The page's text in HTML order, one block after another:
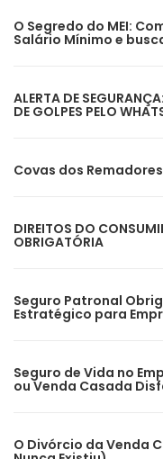
O Segredo do MEI:
Salário Mínimo e
ALERTA DE
DE GOLPES PELO
Covas dos
DIREITOS DO
OBRIGATÓRIA
Seguro Patronal
Estratégico para
Seguro de Vida no
ou Venda Casada
O Divórcio da Venda